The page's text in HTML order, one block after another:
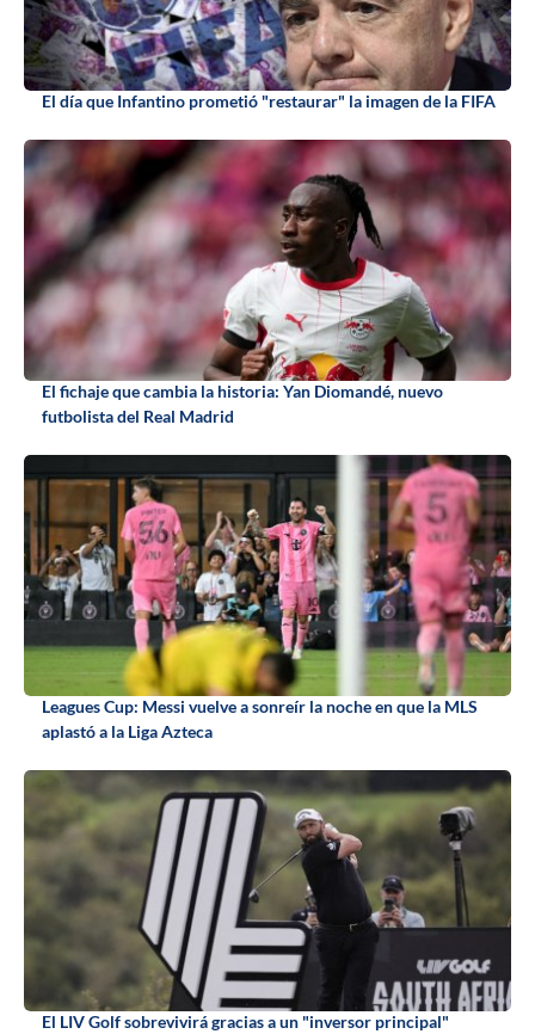
El día que Infantino prometió "restaurar" la imagen de la FIFA
El fichaje que cambia la historia: Yan Diomandé, nuevo
futbolista del Real Madrid
Leagues Cup: Messi vuelve a sonreír la noche en que la MLS
aplastó a la Liga Azteca
El LIV Golf sobrevivirá gracias a un "inversor principal"